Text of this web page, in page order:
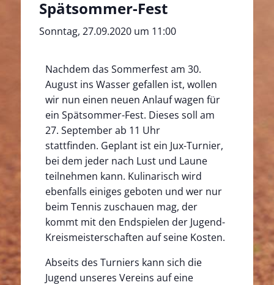
Spätsommer-Fest
Sonntag, 27.09.2020 um 11:00
Nachdem das Sommerfest am 30.
August ins Wasser gefallen ist, wollen
wir nun einen neuen Anlauf wagen für
ein Spätsommer-Fest. Dieses soll am
27. September ab 11 Uhr
stattfinden. Geplant ist ein Jux-Turnier,
bei dem jeder nach Lust und Laune
teilnehmen kann. Kulinarisch wird
ebenfalls einiges geboten und wer nur
beim Tennis zuschauen mag, der
kommt mit den Endspielen der Jugend-
Kreismeisterschaften auf seine Kosten.
Abseits des Turniers kann sich die
Jugend unseres Vereins auf eine